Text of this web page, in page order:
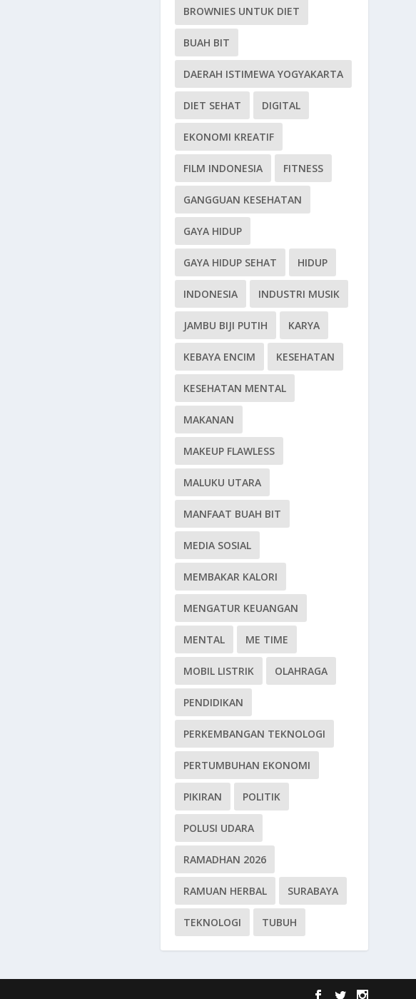
BROWNIES UNTUK DIET
BUAH BIT
DAERAH ISTIMEWA YOGYAKARTA
DIET SEHAT DIGITAL
EKONOMI KREATIF
FILM INDONESIA FITNESS
GANGGUAN KESEHATAN
GAYA HIDUP
GAYA HIDUP SEHAT HIDUP
INDONESIA INDUSTRI MUSIK
JAMBU BIJI PUTIH KARYA
KEBAYA ENCIM KESEHATAN
KESEHATAN MENTAL
MAKANAN
MAKEUP FLAWLESS
MALUKU UTARA
MANFAAT BUAH BIT
MEDIA SOSIAL
MEMBAKAR KALORI
MENGATUR KEUANGAN
MENTAL ME TIME
MOBIL LISTRIK OLAHRAGA
PENDIDIKAN
PERKEMBANGAN TEKNOLOGI
PERTUMBUHAN EKONOMI
PIKIRAN POLITIK
POLUSI UDARA
RAMADHAN 2026
RAMUAN HERBAL SURABAYA
TEKNOLOGI TUBUH